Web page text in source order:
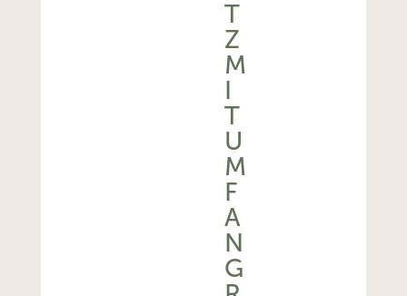
T
Z
M
I
T
U
M
F
A
N
G